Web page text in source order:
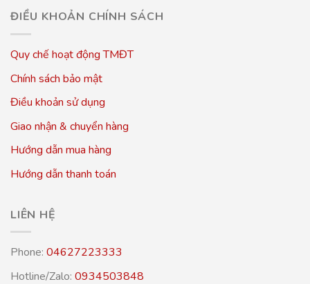
ĐIỀU KHOẢN CHÍNH SÁCH
Quy chế hoạt động TMĐT
Chính sách bảo mật
Điều khoản sử dụng
Giao nhận & chuyển hàng
Hướng dẫn mua hàng
Hướng dẫn thanh toán
LIÊN HỆ
Phone: 04627223333
Hotline/Zalo: 0934503848